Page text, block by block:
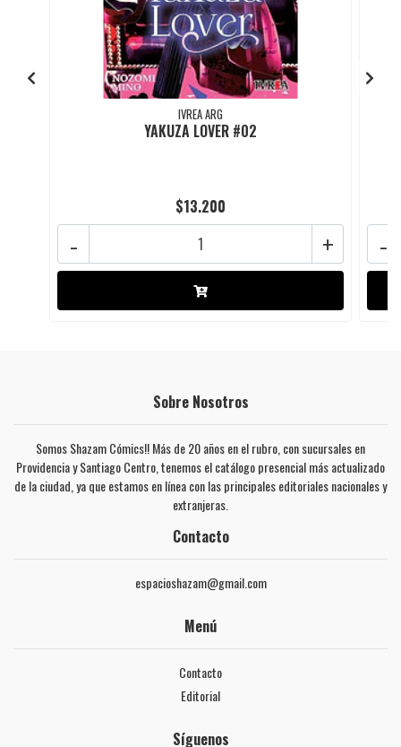
IVREA ARG
YAKUZA LOVER #02
$13.200
+
- -
Sobre Nosotros
Somos Shazam Cómics!! Más de 20 años en el rubro, con sucursales en
Providencia y Santiago Centro, tenemos el catálogo presencial más actualizado
de la ciudad, ya que estamos en línea con las principales editoriales nacionales y
extranjeras.
Contacto
espacioshazam@gmail.com
Menú
Contacto
Editorial
Síguenos